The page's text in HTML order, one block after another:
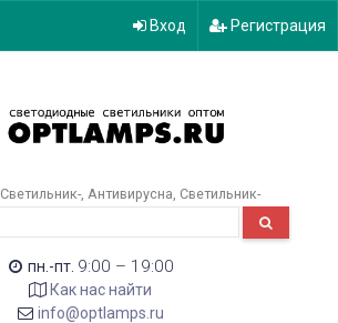
Вход Регистрация
Светильник- Антивирусна Светильник-
пн.-пт. 9:00 – 19:00
Как нас найти
info@optlamps.ru